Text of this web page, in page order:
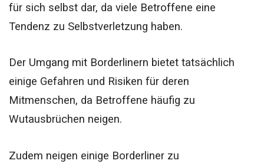
für sich selbst dar, da viele Betroffene eine
Tendenz zu Selbstverletzung haben.
Der Umgang mit Borderlinern bietet tatsächlich
einige Gefahren und Risiken für deren
Mitmenschen, da Betroffene häufig zu
Wutausbrüchen neigen.
Zudem neigen einige Borderliner zu